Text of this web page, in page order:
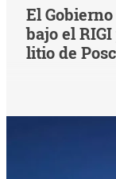
El
bajo el
litio de